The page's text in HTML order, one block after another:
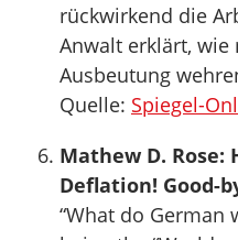
rückwirkend die
Anwalt erklärt, wie
Ausbeutung
Quelle: Spiegel-
Mathew D. Rose:
Deflation! Good-
“What do German